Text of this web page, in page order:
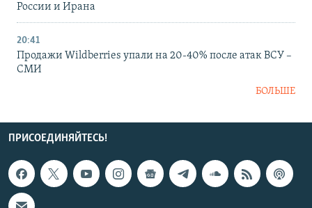
России и Ирана
20:41
Продажи Wildberries упали на 20-40% после атак ВСУ –
СМИ
БОЛЬШЕ
ПРИСОЕДИНЯЙТЕСЬ!